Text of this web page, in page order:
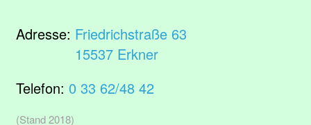
Adresse: Friedrichstraße 63
15537 Erkner
Telefon: 0 33 62/48 42
(Stand 2018)